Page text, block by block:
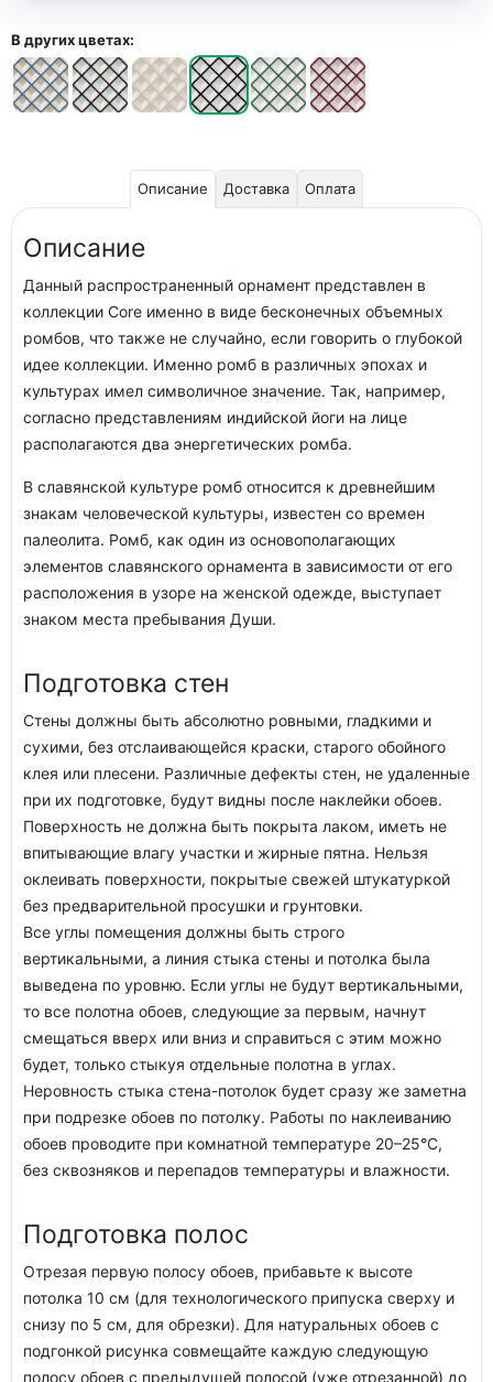
В других цветах:
Описание Доставка Оплата
Описание
Данный распространенный орнамент представлен в
коллекции Core именно в виде бесконечных объемных
ромбов, что также не случайно, если говорить о глубокой
идее коллекции. Именно ромб в различных эпохах и
культурах имел символичное значение. Так, например,
согласно представлениям индийской йоги на лице
располагаются два энергетических ромба.
В славянской культуре ромб относится к древнейшим
знакам человеческой культуры, известен со времен
палеолита. Ромб, как один из основополагающих
элементов славянского орнамента в зависимости от его
расположения в узоре на женской одежде, выступает
знаком места пребывания Души.
Подготовка стен
Стены должны быть абсолютно ровными, гладкими и
сухими, без отслаивающейся краски, старого обойного
клея или плесени. Различные дефекты стен, не удаленные
при их подготовке, будут видны после наклейки обоев.
Поверхность не должна быть покрыта лаком, иметь не
впитывающие влагу участки и жирные пятна. Нельзя
оклеивать поверхности, покрытые свежей штукатуркой
без предварительной просушки и грунтовки.
Все углы помещения должны быть строго
вертикальными, а линия стыка стены и потолка была
выведена по уровню. Если углы не будут вертикальными,
то все полотна обоев, следующие за первым, начнут
смещаться вверх или вниз и справиться с этим можно
будет, только стыкуя отдельные полотна в углах.
Неровность стыка стена-потолок будет сразу же заметна
при подрезке обоев по потолку. Работы по наклеиванию
обоев проводите при комнатной температуре 20–25°С,
без сквозняков и перепадов температуры и влажности.
Подготовка полос
Отрезая первую полосу обоев, прибавьте к высоте
потолка 10 см (для технологического припуска сверху и
снизу по 5 см, для обрезки). Для натуральных обоев с
подгонкой рисунка совмещайте каждую следующую
полосу обоев с предыдущей полосой (уже отрезанной) до